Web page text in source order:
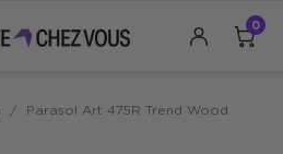
0
Parasol Art 475R Trend Wood